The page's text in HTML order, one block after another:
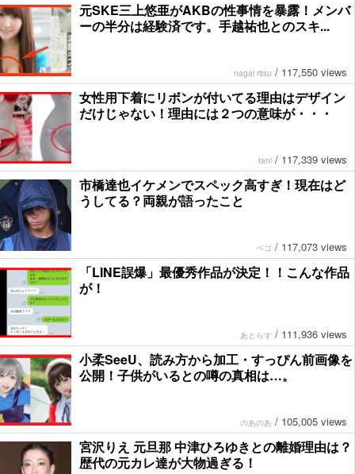
元SKE三上悠亜がAKBの性事情を暴露！メンバ
ーの半分は経験済です。手越祐也とのスキ...
nagai ritsu / 117,550 views
女性用下着にリボンが付いてる理由はデザイン
だけじゃない！理由には２つの意味が・・・
tani / 117,339 views
市橋達也イケメンでスペック高すぎ！現在はど
うしてる？両親が語ったこと
ペコ / 117,073 views
「LINE誤爆」最優秀作品が決定！！こんな作品
が！
あとらす / 111,936 views
小柔SeeU、読み方から加工・すっぴん前画像を
公開！子供がいるとの噂の真相は…。
のあのあ / 105,005 views
宮沢りえ 元旦那 中津ひろゆきとの離婚理由は？
歴代の元カレ達が大物過ぎる！